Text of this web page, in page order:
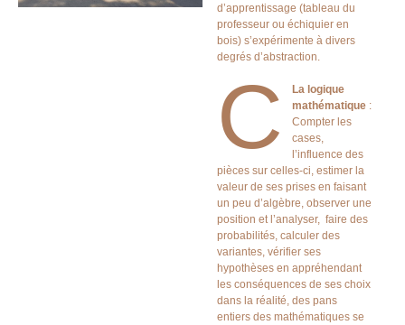
d’apprentissage (tableau du
professeur ou échiquier en
bois) s’expérimente à divers
degrés d’abstraction.
C
La logique
mathématique :
Compter les
cases,
l’influence des
pièces sur celles-ci, estimer la
valeur de ses prises en faisant
un peu d’algèbre, observer une
position et l’analyser, faire des
probabilités, calculer des
variantes, vérifier ses
hypothèses en appréhendant
les conséquences de ses choix
dans la réalité, des pans
entiers des mathématiques se